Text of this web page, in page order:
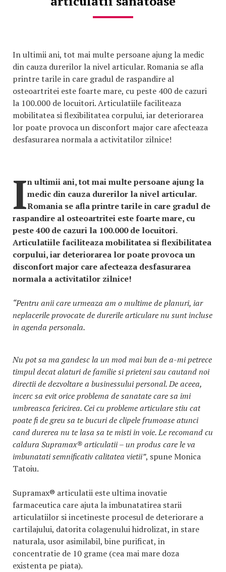
In ultimii ani, tot mai multe persoane ajung la medic
din cauza durerilor la nivel articular. Romania se afla
printre tarile in care gradul de raspandire al
osteoartritei este foarte mare, cu peste 400 de cazuri
la 100.000 de locuitori. Articulatiile faciliteaza
mobilitatea si flexibilitatea corpului, iar deteriorarea
lor poate provoca un disconfort major care afecteaza
desfasurarea normala a activitatilor zilnice!
In ultimii ani, tot mai multe persoane ajung la
medic din cauza durerilor la nivel articular.
Romania se afla printre tarile in care gradul de
raspandire al osteoartritei este foarte mare, cu
peste 400 de cazuri la 100.000 de locuitori.
Articulatiile faciliteaza mobilitatea si flexibilitatea
corpului, iar deteriorarea lor poate provoca un
disconfort major care afecteaza desfasurarea
normala a activitatilor zilnice!
“Pentru anii care urmeaza am o multime de planuri, iar
neplacerile provocate de durerile articulare nu sunt incluse
in agenda personala.
Nu pot sa ma gandesc la un mod mai bun de a-mi petrece
timpul decat alaturi de familie si prieteni sau cautand noi
directii de dezvoltare a businessului personal. De aceea,
incerc sa evit orice problema de sanatate care sa imi
umbreasca fericirea. Cei cu probleme articulare stiu cat
poate fi de greu sa te bucuri de clipele frumoase atunci
cand durerea nu te lasa sa te misti in voie. Le recomand cu
caldura Supramax® articulatii – un produs care le va
imbunatati semnificativ calitatea vietii”, spune Monica
Tatoiu.
Supramax® articulatii este ultima inovatie
farmaceutica care ajuta la imbunatatirea starii
articulatiilor si incetineste procesul de deteriorare a
cartilajului, datorita colagenului hidrolizat, in stare
naturala, usor asimilabil, bine purificat, in
concentratie de 10 grame (cea mai mare doza
existenta pe piata).